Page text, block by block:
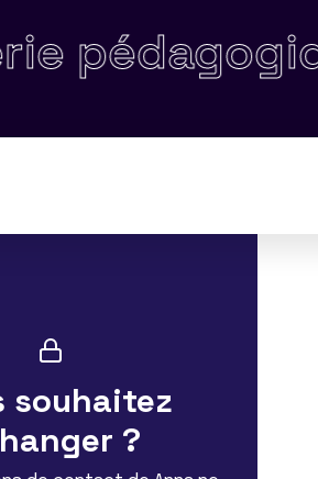
•
souhaitez
?